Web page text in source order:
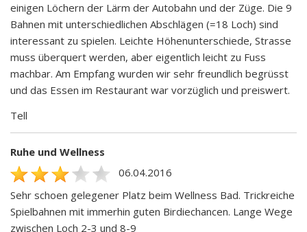
einigen Löchern der Lärm der Autobahn und der Züge. Die 9
Bahnen mit unterschiedlichen Abschlägen (=18 Loch) sind
interessant zu spielen. Leichte Höhenunterschiede, Strasse
muss überquert werden, aber eigentlich leicht zu Fuss
machbar. Am Empfang wurden wir sehr freundlich begrüsst
und das Essen im Restaurant war vorzüglich und preiswert.
Tell
Ruhe und Wellness
06.04.2016
Sehr schoen gelegener Platz beim Wellness Bad. Trickreiche
Spielbahnen mit immerhin guten Birdiechancen. Lange Wege
zwischen Loch 2-3 und 8-9